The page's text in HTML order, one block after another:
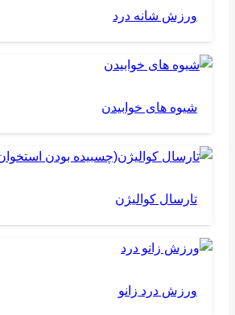
ورزش شانه درد
شیوه های خوابیدن
تارسال کوالیژن
ورزش درد زانو